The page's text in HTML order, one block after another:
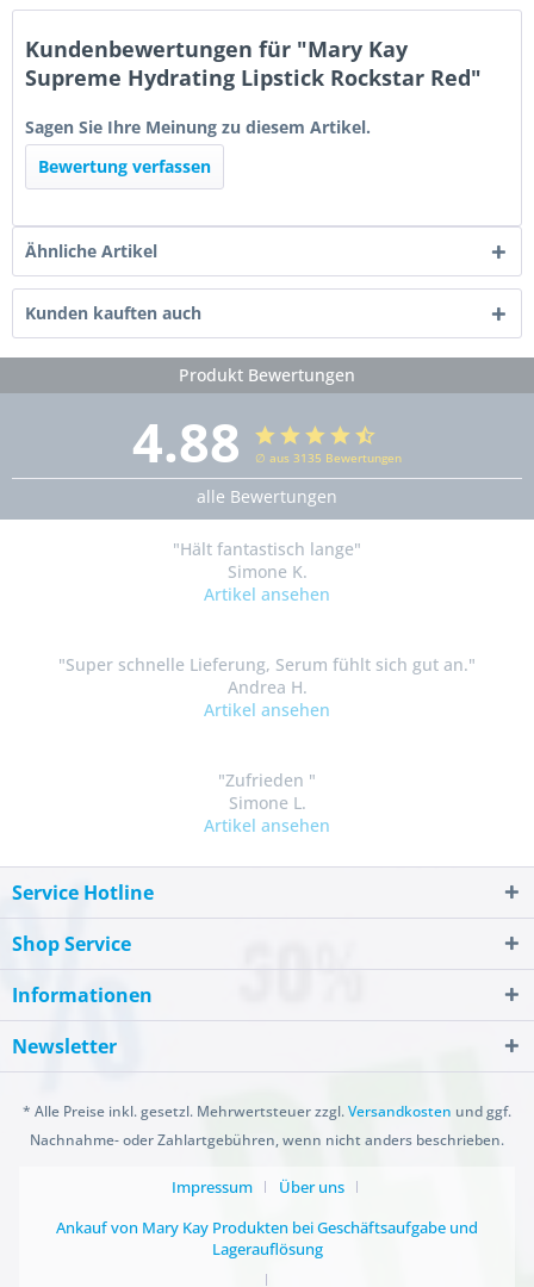
Kundenbewertungen für "Mary Kay
Supreme Hydrating Lipstick Rockstar Red"
Sagen Sie Ihre Meinung zu diesem Artikel.
Bewertung verfassen
Ähnliche Artikel
Kunden kauften auch
Produkt Bewertungen
4.88 ∅ aus 3135 Bewertungen
alle Bewertungen
"Hält fantastisch lange"
Simone K.
Artikel ansehen
"Super schnelle Lieferung, Serum fühlt sich gut an."
Andrea H.
Artikel ansehen
"Zufrieden "
Simone L.
Artikel ansehen
Service Hotline
Shop Service
Informationen
Newsletter
* Alle Preise inkl. gesetzl. Mehrwertsteuer zzgl.Versandkosten und ggf.
Nachnahme- oder Zahlartgebühren, wenn nicht anders beschrieben.
Impressum
Über uns
Ankauf von Mary Kay Produkten bei Geschäftsaufgabe und
Lagerauflösung